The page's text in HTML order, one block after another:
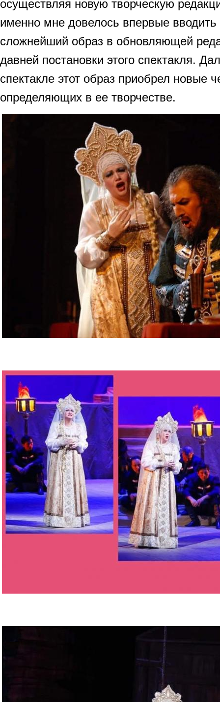
осуществляя новую творческую
именно мне довелось впервые вводить
сложнейший образ в обновляющей
давней постановки этого спектакля.
спектакле этот образ приобрел новые
определяющих в ее творчестве.